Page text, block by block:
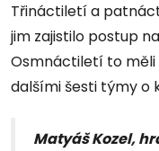
Třináctiletí a
jim zajistilo postup
Osmnáctiletí to měli
dalšími šesti týmy o
Matyáš Kozel,